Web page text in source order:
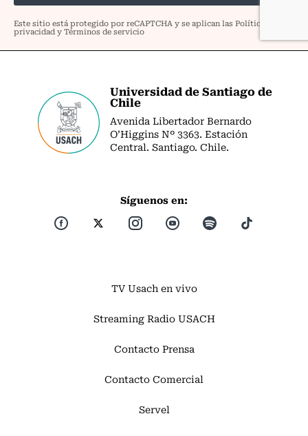
Universidad de Santiago de
Chile
Avenida Libertador Bernardo
O’Higgins Nº 3363. Estación
Central. Santiago. Chile.
Síguenos en:
TV Usach en vivo
Streaming Radio USACH
Contacto Prensa
Contacto Comercial
Servel